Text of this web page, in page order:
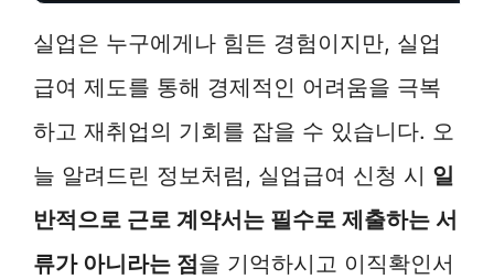
실업은 누구에게나 힘든 경험이지만, 실업
급여 제도를 통해 경제적인 어려움을 극복
하고 재취업의 기회를 잡을 수 있습니다. 오
늘 알려드린 정보처럼, 실업급여 신청 시 일
반적으로 근로 계약서는 필수로 제출하는 서
류가 아니라는 점을 기억하시고 이직확인서